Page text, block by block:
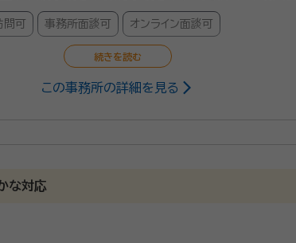
問可 事務所面談可 オンライン面談可
FP技能士2級
旨とし、ご依頼者様に寄り添ったお手伝いを、力
この事務所の詳細を見る
な対応